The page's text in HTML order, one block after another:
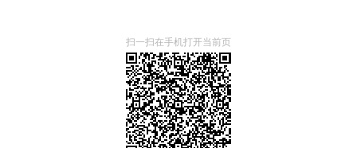
扫一扫在手机打开当前页